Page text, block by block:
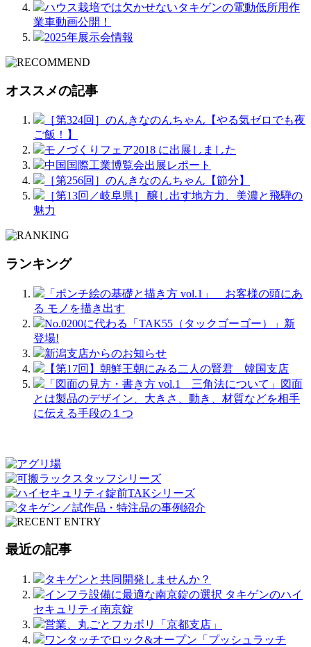
ハウス栽培では欠かせないタキゲンの電動低所用作
業車動画公開！
2025年展示会情報
オススメの記事
［第324回］のんきなのんちゃん【やる気ゼロでも夜
ご飯！】
モノづくりフェア2018 に出展しました
中国国際工業博覧会出展レポート
［第256回］のんきなのんちゃん【節分】
［第13回／岐阜県］ 醸し出す地方力、美濃と飛騨の
魅力
ランキング
「ポンチ絵の基礎と描き方 vol.1」 お客様の頭にあ
る モノを描き出す
No.0200に代わる「TAK55（タックゴーゴー）」新
登場!
新潟支店からのお知らせ
【第17回】朝鮮王朝にみる二人の賢君 韓国支店
「図面の見方・書き方 vol.1 三角法について」図面
とは製品のデザイン、大きさ、動き、材質などを相手
に伝える手段の１つ
最近の記事
タキゲンと共同開発しませんか？
インフラ設備に最適な南京錠の選択 タキゲンのハイ
セキュリティ南京錠
営業、丸ごとフカボリ「京都支店」
ワンタッチでロック&オープン「プッシュラッチ